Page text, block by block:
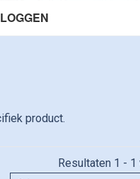
product.
Resultaten 1 - 1